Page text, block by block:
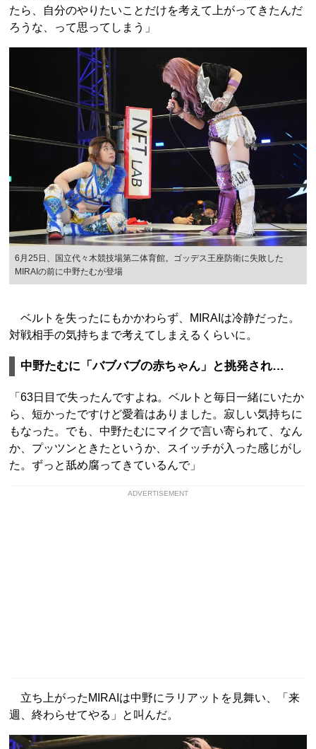
たら、自分のやりたいことだけを考えて上がってきたんだ
ろうな、って思ってしまう」
6月25日、国立代々木競技場第二体育館。ゴッデス王座防衛に失敗した
MIRAIの前に中野たむが登場
ベルトを失ったにもかかわらず、MIRAIは冷静だった。
対戦相手の気持ちまで考えてしまえるくらいに。
中野たむに「バブバブの赤ちゃん」と挑発され…
「63日目で失ったんですよね。ベルトと毎日一緒にいたか
ら、短かったですけど愛着はありました。寂しい気持ちに
もなった。でも、中野たむにマイクで言い寄られて、なん
か、プッツンときたというか、スイッチが入った感じがし
た。ずっと舐め腐ってきているんで」
ADVERTISEMENT
立ち上がったMIRAIは中野にラリアットを見舞い、「来
週、終わらせてやる」と叫んだ。